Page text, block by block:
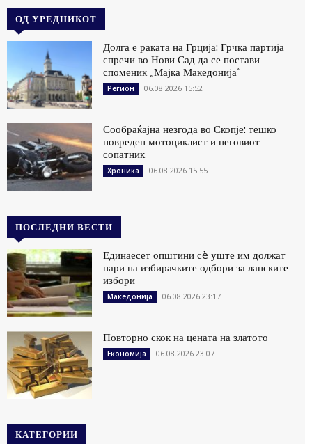
ОД УРЕДНИКОТ
Долга е раката на Грција: Грчка партија
спречи во Нови Сад да се постави
споменик „Мајка Македонија“
Регион 06.08.2026 15:52
Сообраќајна незгода во Скопје: тешко
повреден мотоциклист и неговиот
сопатник
Хроника 06.08.2026 15:55
ПОСЛЕДНИ ВЕСТИ
Единаесет општини сè уште им должат
пари на избирачките одбори за ланските
избори
Македонија 06.08.2026 23:17
Повторно скок на цената на златото
Економија 06.08.2026 23:07
КАТЕГОРИИ